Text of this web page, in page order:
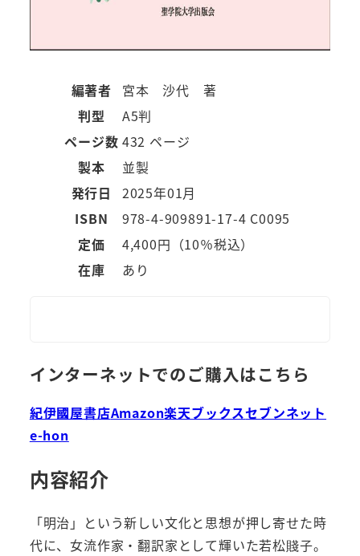
編著者
宮本 沙代 著
判型
A5判
ページ数 432 ページ
製本
並製
発行日
2025年01月
ISBN
978-4-909891-17-4 C0095
定価
4,400円（10％税込）
在庫
あり
インターネットでのご購入はこちら
紀伊國屋書店Amazon楽天ブックスセブンネット
e-hon
内容紹介
「明治」という新しい文化と思想が押し寄せた時
代に、女流作家・翻訳家として輝いた若松賤子。